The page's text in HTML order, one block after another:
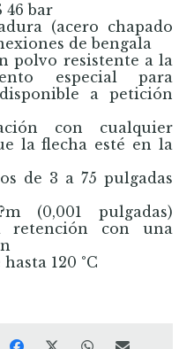
46 bar
(acero chapado
de bengala
polvo resistente a la
especial para
a petición
con cualquier
la flecha esté en la
de 3 a 75 pulgadas
pulgadas)
retención con una
120 °C